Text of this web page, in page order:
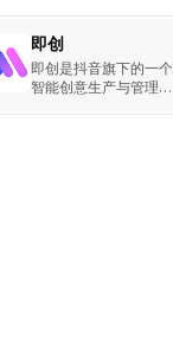
即创
即创是抖音旗下的一个
智能创意生产与管理平